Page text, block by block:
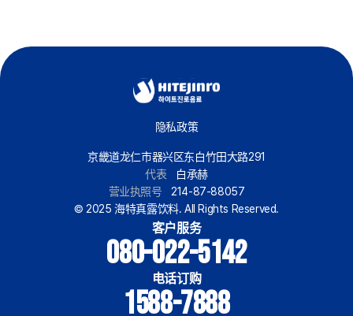
隐私政策
京畿道龙仁市器兴区东白竹田大路291
代表
白承赫
营业执照号
214-87-88057
© 2025 海特真露饮料. All Rights Reserved.
客户服务
080-022-5142
电话订购
1588-7888